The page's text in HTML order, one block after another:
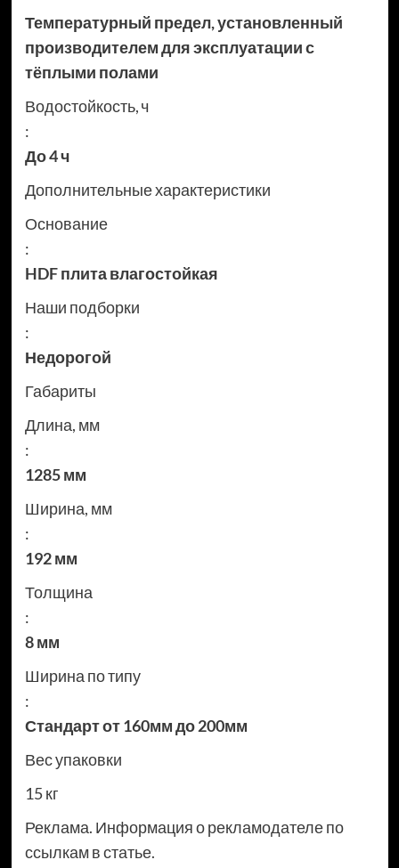
Температурный предел, установленный
производителем для эксплуатации с
тёплыми полами
Водостойкость, ч
:
До 4 ч
Дополнительные характеристики
Основание
:
HDF плита влагостойкая
Наши подборки
:
Недорогой
Габариты
Длина, мм
:
1285 мм
Ширина, мм
:
192 мм
Толщина
:
8 мм
Ширина по типу
:
Стандарт от 160мм до 200мм
Вес упаковки
15 кг
Реклама. Информация о рекламодателе по
ссылкам в статье.